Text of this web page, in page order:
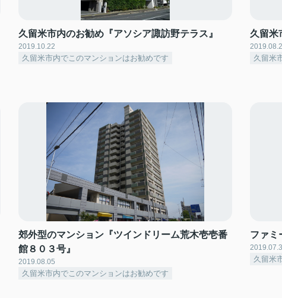
久留米市内のお勧め『アソシア諏訪野テラス』
2019.10.22
久留米市内でこのマンションはお勧めです
久留米
久留米
郊外型のマンション『ツインドリーム荒木壱壱番
館８０３号』
2019.08.05
久留米市内でこのマンションはお勧めです
ファミ
久留米